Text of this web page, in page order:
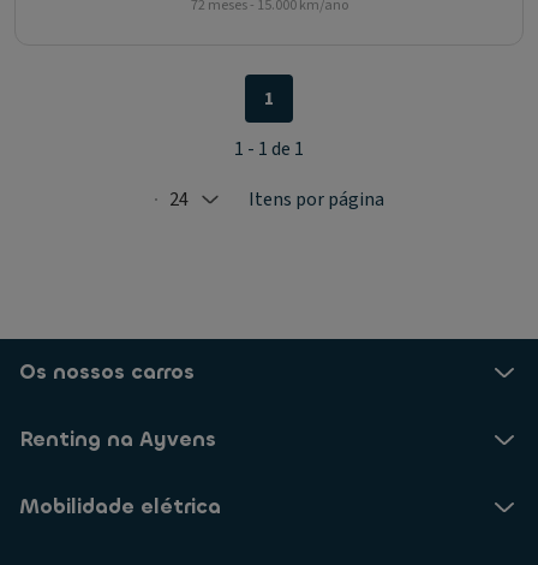
72 meses - 15.000 km/ano
Selected: 24
24 Itens por página
1
1 - 1 de 1
Os nossos carros
Renting na Ayvens
Mobilidade elétrica